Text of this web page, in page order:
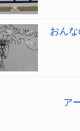
おん
ア